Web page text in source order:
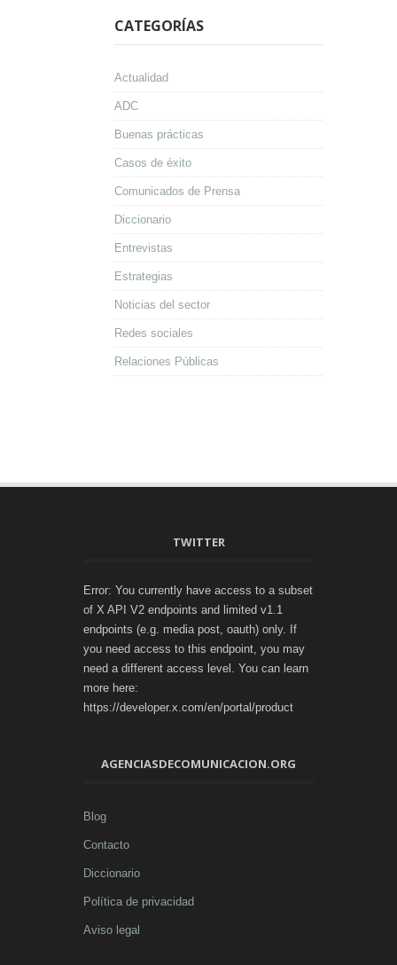
CATEGORÍAS
Actualidad
ADC
Buenas prácticas
Casos de éxito
Comunicados de Prensa
Diccionario
Entrevistas
Estrategias
Noticias del sector
Redes sociales
Relaciones Públicas
TWITTER
Error: You currently have access to a subset
of X API V2 endpoints and limited v1.1
endpoints (e.g. media post, oauth) only. If
you need access to this endpoint, you may
need a different access level. You can learn
more here:
https://developer.x.com/en/portal/product
AGENCIASDECOMUNICACION.ORG
Blog
Contacto
Diccionario
Política de privacidad
Aviso legal